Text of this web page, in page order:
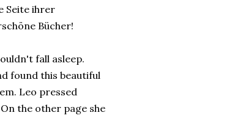
Seite ihrer
Bücher!
fall asleep.
found this beautiful
Leo pressed
the other page she